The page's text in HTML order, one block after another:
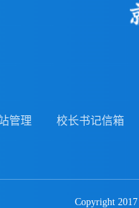
管理 校长书记信箱
Copyright